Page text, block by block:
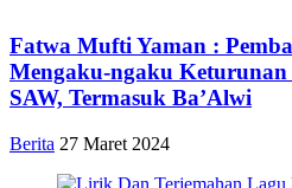
Fatwa Mufti Yaman :
Mengaku-ngaku
SAW, Termasuk Ba’Alwi
Berita 27 Maret 2024